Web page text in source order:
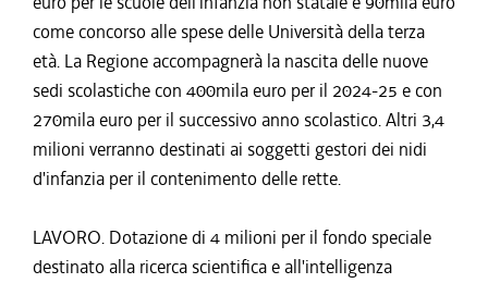
come concorso alle spese delle Università della terza
età. La Regione accompagnerà la nascita delle nuove
sedi scolastiche con 400mila euro per il 2024-25 e con
270mila euro per il successivo anno scolastico. Altri 3,4
milioni verranno destinati ai soggetti gestori dei nidi
d'infanzia per il contenimento delle rette.
LAVORO. Dotazione di 4 milioni per il fondo speciale
destinato alla ricerca scientifica e all'intelligenza